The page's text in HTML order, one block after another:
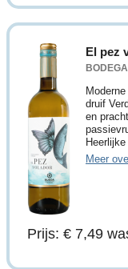
El pez
druif
en
Heerlijke
Meer
Prijs: € 7,49